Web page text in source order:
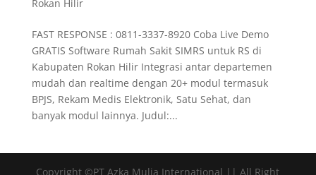
Rokan Hilir
FAST RESPONSE : 0811-3337-8920 Coba Live Demo
GRATIS Software Rumah Sakit SIMRS untuk RS di
Kabupaten Rokan Hilir Integrasi antar departemen
mudah dan realtime dengan 20+ modul termasuk
BPJS, Rekam Medis Elektronik, Satu Sehat, dan
banyak modul lainnya. Judul:...
Copyright ©PT Azka Mulia International || All Right